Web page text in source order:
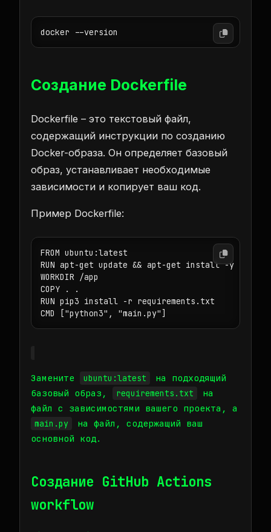
docker --version
Создание Dockerfile
Dockerfile – это текстовый файл,
содержащий инструкции по созданию
Docker-образа. Он определяет базовый
образ, устанавливает необходимые
зависимости и копирует ваш код.
Пример Dockerfile:
FROM ubuntu:latest
RUN apt-get update && apt-get install -y --no-
WORKDIR /app
COPY . .
RUN pip3 install -r requirements.txt
CMD ["python3", "main.py"]
Замените ubuntu:latest
на подходящий
базовый образ,
requirements.txt
на
файл с зависимостями вашего проекта, а
main.py
на файл, содержащий ваш
основной код.
Создание GitHub Actions
workflow